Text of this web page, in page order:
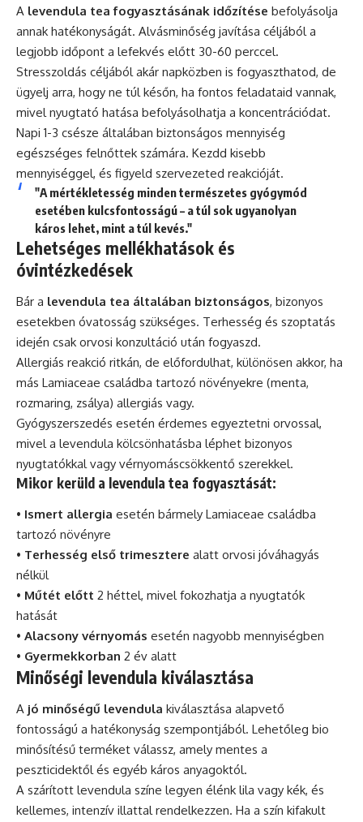
A levendula tea fogyasztásának időzítése befolyásolja
annak hatékonyságát. Alvásminőség javítása céljából a
legjobb időpont a lefekvés előtt 30-60 perccel.
Stresszoldás céljából akár napközben is fogyaszthatod, de
ügyelj arra, hogy ne túl későn, ha fontos feladataid vannak,
mivel nyugtató hatása befolyásolhatja a koncentrációdat.
Napi 1-3 csésze általában biztonságos mennyiség
egészséges felnőttek számára. Kezdd kisebb
mennyiséggel, és figyeld szervezeted reakcióját.
"A mértékletesség minden természetes gyógymód
esetében kulcsfontosságú – a túl sok ugyanolyan
káros lehet, mint a túl kevés."
Lehetséges mellékhatások és
óvintézkedések
Bár a levendula tea általában biztonságos, bizonyos
esetekben óvatosság szükséges. Terhesség és szoptatás
idején csak orvosi konzultáció után fogyaszd.
Allergiás reakció ritkán, de előfordulhat, különösen akkor, ha
más Lamiaceae családba tartozó növényekre (menta,
rozmaring, zsálya) allergiás vagy.
Gyógyszerszedés esetén érdemes egyeztetni orvossal,
mivel a levendula kölcsönhatásba léphet bizonyos
nyugtatókkal vagy vérnyomáscsökkentő szerekkel.
Mikor kerüld a levendula tea fogyasztását:
• Ismert allergia esetén bármely Lamiaceae családba
tartozó növényre
• Terhesség első trimesztere alatt orvosi jóváhagyás
nélkül
• Műtét előtt 2 héttel, mivel fokozhatja a nyugtatók
hatását
• Alacsony vérnyomás esetén nagyobb mennyiségben
• Gyermekkorban 2 év alatt
Minőségi levendula kiválasztása
A jó minőségű levendula kiválasztása alapvető
fontosságú a hatékonyság szempontjából. Lehetőleg bio
minősítésű terméket válassz, amely mentes a
peszticidektől és egyéb káros anyagoktól.
A szárított levendula színe legyen élénk lila vagy kék, és
kellemes, intenzív illattal rendelkezzen. Ha a szín kifakult